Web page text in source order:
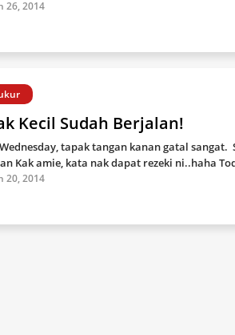
26, 2014
Kecil Sudah Berjalan!
tapak tangan kanan gatal sangat.
Kak amie, kata nak dapat rezeki ni..haha
20, 2014